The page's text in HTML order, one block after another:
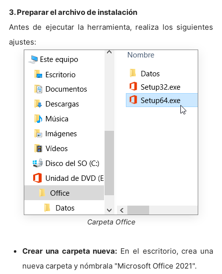
3. Preparar el archivo de instalación
Antes de ejecutar la herramienta, realiza los siguientes
ajustes:
Carpeta Office
Crear una carpeta nueva: En el escritorio, crea una
nueva carpeta y nómbrala "Microsoft Office 2021".